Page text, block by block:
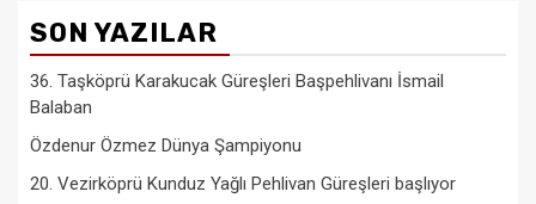
SON YAZILAR
36. Taşköprü Karakucak Güreşleri Başpehlivanı İsmail
Balaban
Özdenur Özmez Dünya Şampiyonu
20. Vezirköprü Kunduz Yağlı Pehlivan Güreşleri başlıyor